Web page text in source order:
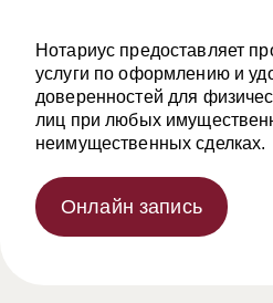
Нотариус предоставляет
услуги по оформлению и
доверенностей для
лиц при любых
неимущественных сделках.
Онлайн запись